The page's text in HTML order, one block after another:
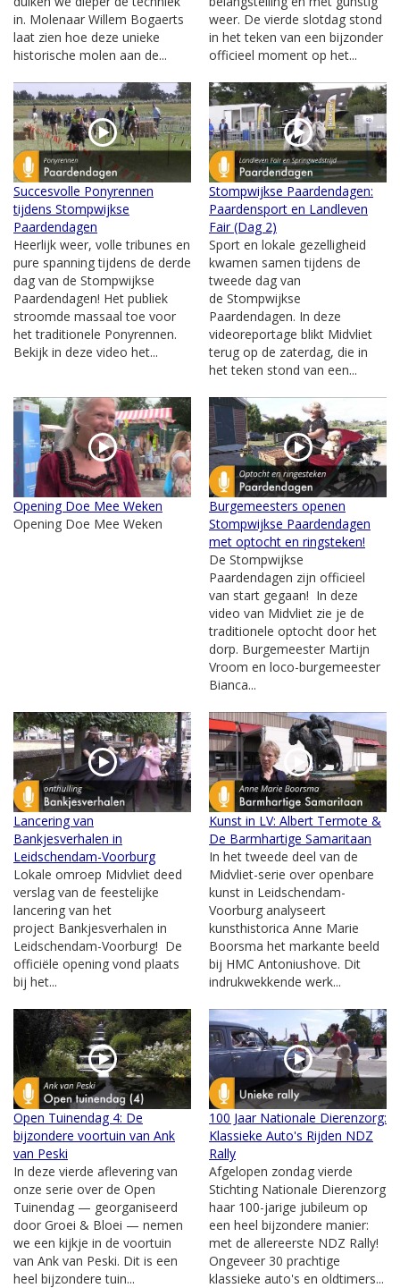
in. Molenaar Willem Bogaerts
laat zien hoe deze unieke
historische molen aan de...
weer. De vierde slotdag stond
in het teken van een bijzonder
officieel moment op het...
Succesvolle Ponyrennen
tijdens Stompwijkse
Paardendagen
Heerlijk weer, volle tribunes en
pure spanning tijdens de derde
dag van de Stompwijkse
Paardendagen! Het publiek
stroomde massaal toe voor
het traditionele Ponyrennen.
Bekijk in deze video het...
Stompwijkse Paardendagen:
Paardensport en Landleven
Fair (Dag 2)
Sport en lokale gezelligheid
kwamen samen tijdens de
tweede dag van
de Stompwijkse
Paardendagen. In deze
videoreportage blikt Midvliet
terug op de zaterdag, die in
het teken stond van een...
Opening Doe Mee Weken
Opening Doe Mee Weken
Burgemeesters openen
Stompwijkse Paardendagen
met optocht en ringsteken!
De Stompwijkse
Paardendagen zijn officieel
van start gegaan! In deze
video van Midvliet zie je de
traditionele optocht door het
dorp. Burgemeester Martijn
Vroom en loco-burgemeester
Bianca...
Lancering van
Bankjesverhalen in
Leidschendam-Voorburg
Lokale omroep Midvliet deed
verslag van de feestelijke
lancering van het
project Bankjesverhalen in
Leidschendam-Voorburg! De
officiële opening vond plaats
bij het...
Kunst in LV: Albert Termote &
De Barmhartige Samaritaan
In het tweede deel van de
Midvliet-serie over openbare
kunst in Leidschendam-
Voorburg analyseert
kunsthistorica Anne Marie
Boorsma het markante beeld
bij HMC Antoniushove. Dit
indrukwekkende werk...
Open Tuinendag 4: De
bijzondere voortuin van Ank
van Peski
In deze vierde aflevering van
onze serie over de Open
Tuinendag — georganiseerd
door Groei & Bloei — nemen
we een kijkje in de voortuin
van Ank van Peski. Dit is een
heel bijzondere tuin...
100 Jaar Nationale Dierenzorg:
Klassieke Auto's Rijden NDZ
Rally
Afgelopen zondag vierde
Stichting Nationale Dierenzorg
haar 100-jarige jubileum op
een heel bijzondere manier:
met de allereerste NDZ Rally!
Ongeveer 30 prachtige
klassieke auto's en oldtimers...